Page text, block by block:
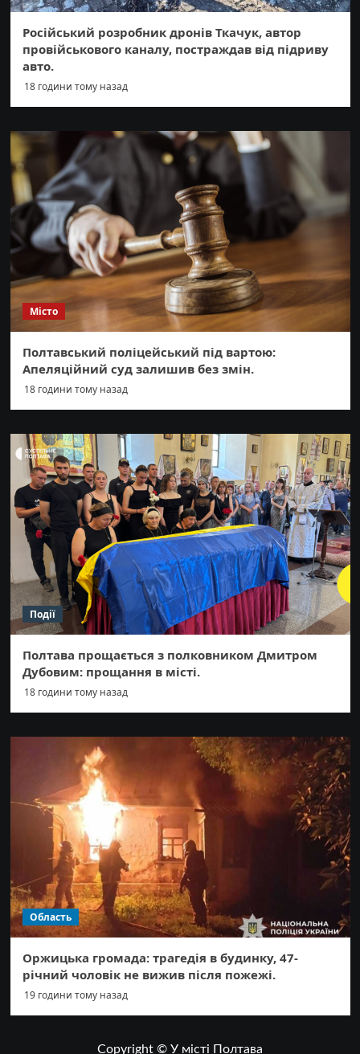
Російський розробник дронів Ткачук, автор
провійськового каналу, постраждав від підриву
авто.
18 години тому назад
Місто
Полтавський поліцейський під вартою:
Апеляційний суд залишив без змін.
18 години тому назад
Події
Полтава прощається з полковником Дмитром
Дубовим: прощання в місті.
18 години тому назад
Область
Оржицька громада: трагедія в будинку, 47-
річний чоловік не вижив після пожежі.
19 години тому назад
Copyright © У місті Полтава